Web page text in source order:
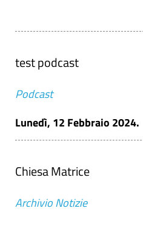
test podcast
Podcast
Lunedì, 12 Febbraio 2024.
Chiesa Matrice
Archivio Notizie